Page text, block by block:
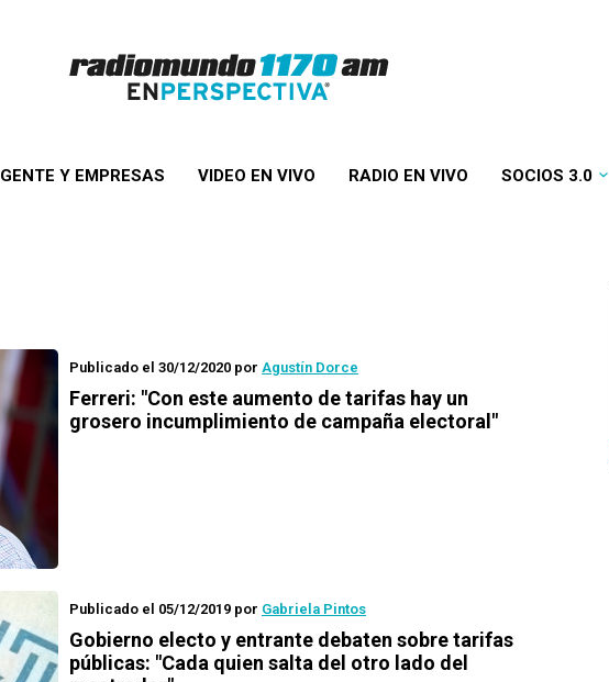
GENTE Y EMPRESAS VIDEO EN VIVO RADIO EN VIVO SOCIOS 3.0
Publicado el 30/12/2020 por Agustín Dorce
Ferreri: "Con este aumento de tarifas hay un
grosero incumplimiento de campaña electoral"
Publicado el 05/12/2019 por Gabriela Pintos
Gobierno electo y entrante debaten sobre tarifas
públicas: "Cada quien salta del otro lado del